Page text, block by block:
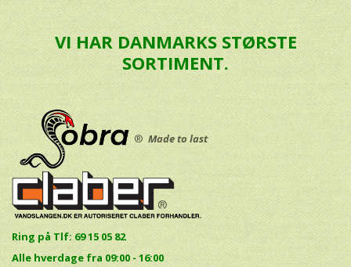
VI HAR DANMARKS STØRSTE
SORTIMENT.
® Made to last
Ring på Tlf: 69 15 05 82
Alle hverdage fra 09:00 - 16:00